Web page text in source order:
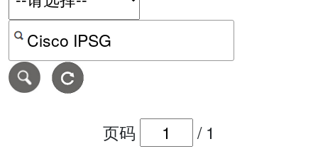
按关键字或 CVE ID 搜寻保安警报
页码 / 1